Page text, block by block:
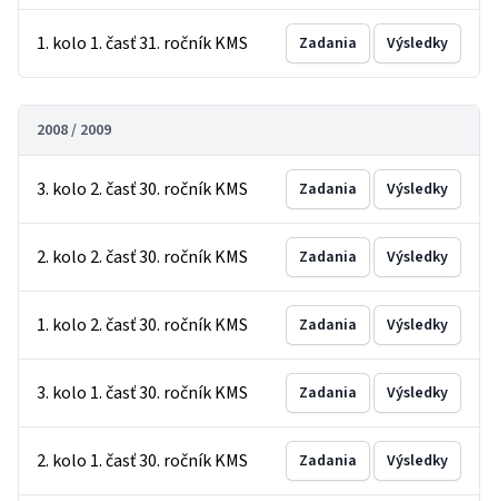
1. kolo 1. časť 31. ročník KMS Zadania Výsledky
2008 / 2009
3. kolo 2. časť 30. ročník KMS Zadania Výsledky
2. kolo 2. časť 30. ročník KMS Zadania Výsledky
1. kolo 2. časť 30. ročník KMS Zadania Výsledky
3. kolo 1. časť 30. ročník KMS Zadania Výsledky
2. kolo 1. časť 30. ročník KMS Zadania Výsledky